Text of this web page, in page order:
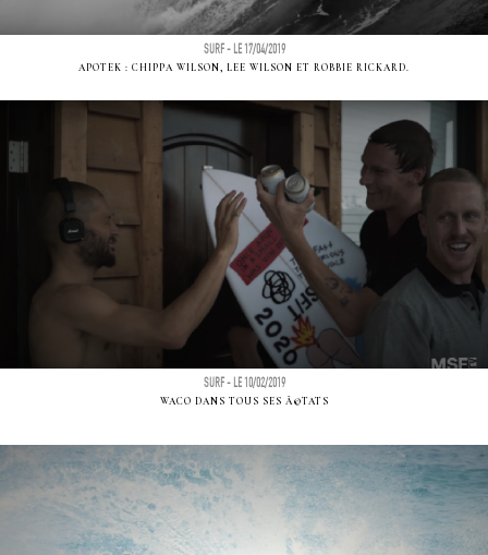
SURF - LE 17/04/2019
APOTEK : CHIPPA WILSON, LEE WILSON ET ROBBIE RICKARD.
SURF - LE 10/02/2019
WACO DANS TOUS SES Ã©TATS